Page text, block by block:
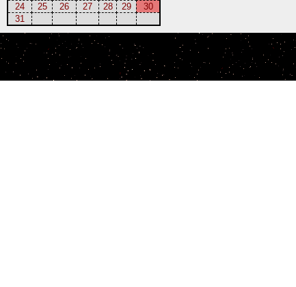
24
25 26 27 28 29
30
31